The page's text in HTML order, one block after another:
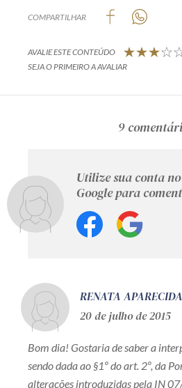
COMPARTILHAR
AVALIE ESTE CONTEÚDO
SEJA O PRIMEIRO A AVALIAR
9
Utilize sua conta
Google para
RENATA
20 de julho de 2015
Bom dia! Gostaria de saber a
sendo dada ao §1º do art. 2º, da
alterações introduzidas pela IN